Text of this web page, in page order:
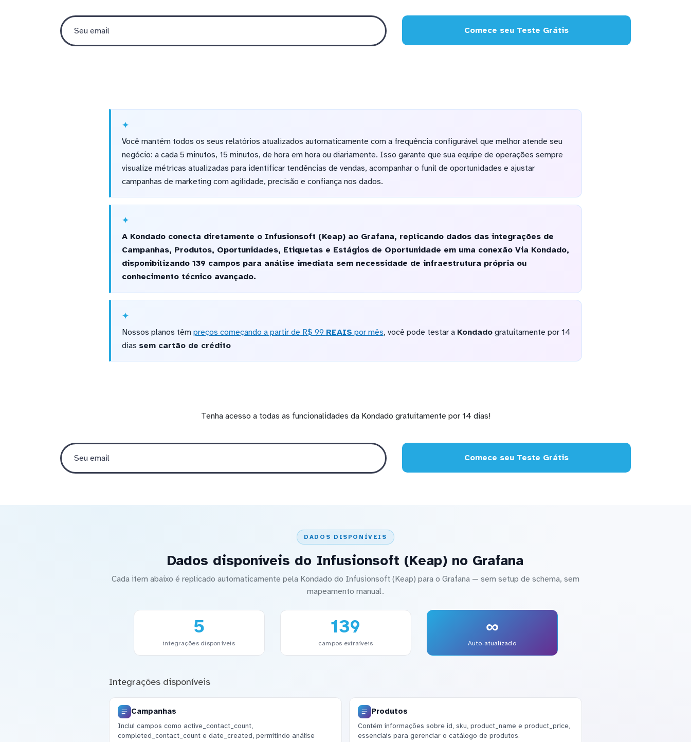
Comece seu Teste Grátis
Você mantém todos os seus relatórios atualizados automaticamente com a frequência configurável que melhor atende seu
negócio: a cada 5 minutos, 15 minutos, de hora em hora ou diariamente. Isso garante que sua equipe de operações sempre
visualize métricas atualizadas para identificar tendências de vendas, acompanhar o funil de oportunidades e ajustar
campanhas de marketing com agilidade, precisão e confiança nos dados.
A Kondado conecta diretamente o Infusionsoft (Keap) ao Grafana, replicando dados das integrações de
Campanhas, Produtos, Oportunidades, Etiquetas e Estágios de Oportunidade em uma conexão Via Kondado,
disponibilizando 139 campos para análise imediata sem necessidade de infraestrutura própria ou
conhecimento técnico avançado.
Nossos planos têm preços começando a partir de R$ 99 REAIS por mês, você pode testar a Kondadogratuitamente por 14
dias sem cartão de crédito
Tenha acesso a todas as funcionalidades da Kondado gratuitamente por 14 dias!
Comece seu Teste Grátis
DADOS DISPONÍVEIS
Dados disponíveis do Infusionsoft (Keap) no Grafana
Cada item abaixo é replicado automaticamente pela Kondado do Infusionsoft (Keap) para o Grafana — sem setup de schema, sem
mapeamento manual.
5
integrações disponíveis
139
campos extraíveis
∞
Auto-atualizado
Integrações disponíveis
Campanhas
Inclui campos como active_contact_count,
completed_contact_count e date_created, permitindo análise
Produtos
Contém informações sobre id, sku, product_name e product_price,
essenciais para gerenciar o catálogo de produtos.